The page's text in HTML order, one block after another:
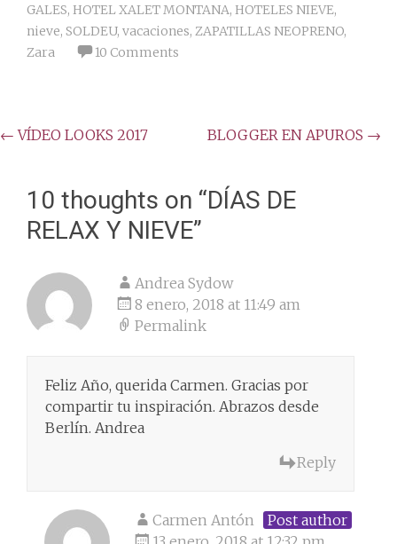
GALES, HOTEL XALET MONTANA, HOTELES NIEVE,
nieve, SOLDEU, vacaciones, ZAPATILLAS NEOPRENO,
Zara
10 Comments
Post
← VÍDEO LOOKS 2017 BLOGGER EN APUROS →
10 thoughts on “DÍAS DE
RELAX Y NIEVE”
Andrea Sydow
8 enero, 2018 at 11:49 am
Permalink
Feliz Año, querida Carmen. Gracias por
compartir tu inspiración. Abrazos desde
Berlín. Andrea
Reply
Carmen Antón
Post author